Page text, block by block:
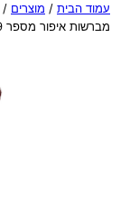
עמוד הבית / מוצרים /
מברשות איפור מספר 9 להנחת צלליות